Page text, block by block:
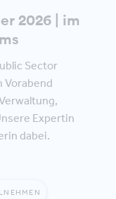
2026 | im
Sector
Vorabend
Expertin
dabei.